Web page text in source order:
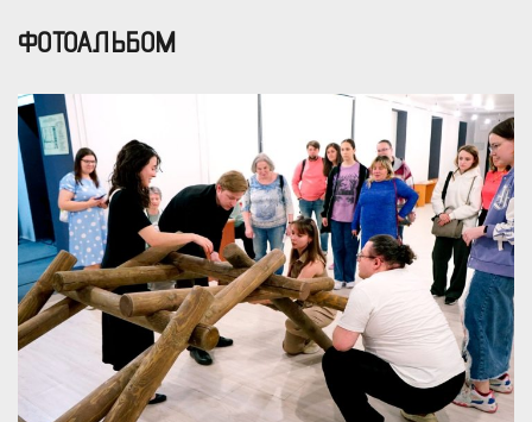
ФОТОАЛЬБОМ